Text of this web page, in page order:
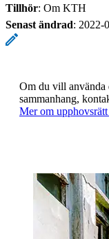
Tillhör: Om KTH
Senast ändrad: 2022-
Om du vill använda
sammanhang,
​​​​​​​Mer om